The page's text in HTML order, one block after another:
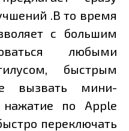
.В то время
с большим
любыми
быстрым
вызвать мини-
по Apple
переключать